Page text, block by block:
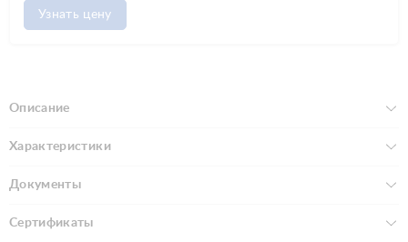
Узнать цену
Описание
Характеристики
Документы
Сертификаты